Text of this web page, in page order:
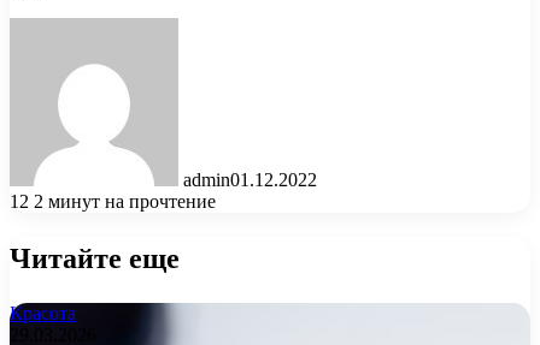
admin01.12.2022
12 2 минут на прочтение
Читайте еще
Красота